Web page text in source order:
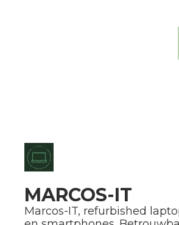
MARCOS-IT
Marcos-IT, refurbished